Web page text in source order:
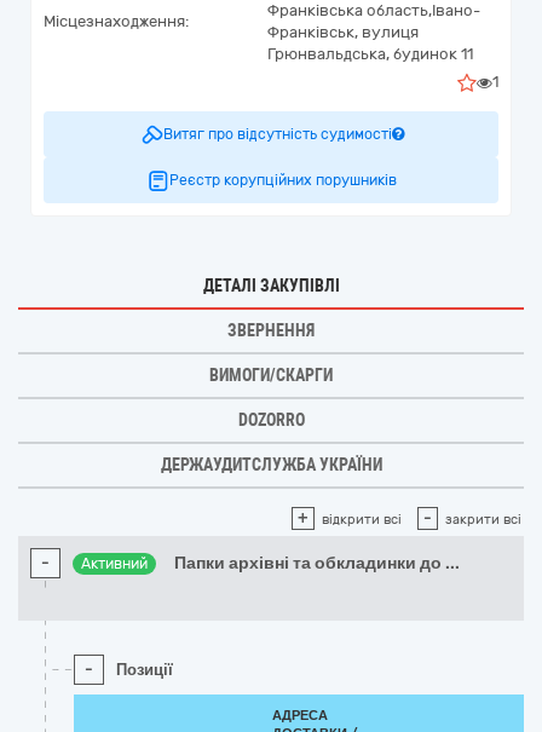
Місцезнаходження:
Франківська область,Івано-
Франківськ, вулиця
Грюнвальдська, будинок 11
1
Витяг про відсутність судимості
Реєстр корупційних порушників
ДЕТАЛІ ЗАКУПІВЛІ
ЗВЕРНЕННЯ
ВИМОГИ/СКАРГИ
DOZORRO
ДЕРЖАУДИТСЛУЖБА УКРАЇНИ
+ відкрити всі - закрити всі
- Активний Папки архівні та обкладинки до ...
- Позиції
АДРЕСА